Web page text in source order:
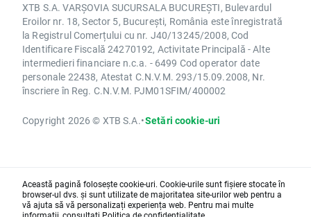
XTB S.A. VARȘOVIA SUCURSALA BUCUREȘTI, Bulevardul
Eroilor nr. 18, Sector 5, București, România este înregistrată
la Registrul Comerțului cu nr. J40/13245/2008, Cod
Identificare Fiscală 24270192, Activitate Principală - Alte
intermedieri financiare n.c.a. - 6499 Cod operator date
personale 22438, Atestat C.N.V.M. 293/15.09.2008, Nr.
înscriere în Reg. C.N.V.M. PJM01SFIM/400002
Copyright 2026 © XTB S.A.•Setări cookie-uri
Această pagină folosește cookie-uri. Cookie-urile sunt fișiere stocate în
browser-ul dvs. și sunt utilizate de majoritatea site-urilor web pentru a
vă ajuta să vă personalizați experiența web. Pentru mai multe